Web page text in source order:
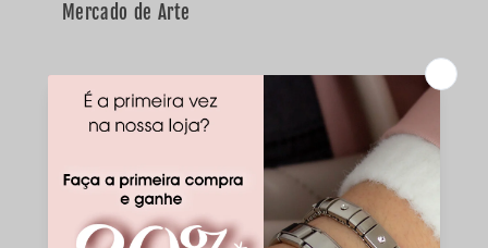
Mercado de Arte